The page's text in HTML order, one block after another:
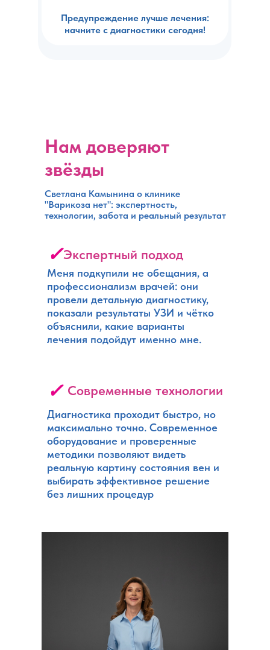
Предупреждение лучше лечения:
начните с диагностики сегодня!
✓ Современные технологии
Диагностика проходит быстро, но
максимально точно. Современное
оборудование и проверенные
методики позволяют видеть
реальную картину состояния вен и
выбирать эффективное решение
без лишних процедур
✓Экспертный подход
Меня подкупили не обещания, а
профессионализм врачей: они
провели детальную диагностику,
показали результаты УЗИ и чётко
объяснили, какие варианты
лечения подойдут именно мне.
Нам доверяют
звёзды
Светлана Камынина о клинике
"Варикоза нет": экспертность,
технологии, забота и реальный результат